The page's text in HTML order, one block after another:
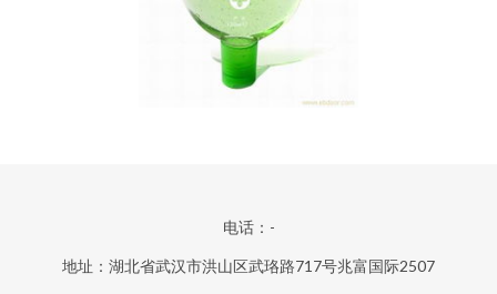
电话：-
地址：湖北省武汉市洪山区武珞路717号兆富国际2507